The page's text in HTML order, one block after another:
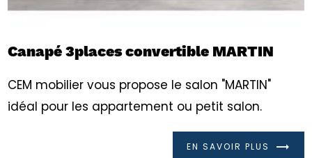
Canapé 3places convertible MARTIN
CEM mobilier vous propose le salon "MARTIN"
idéal pour les appartement ou petit salon.
EN SAVOIR PLUS